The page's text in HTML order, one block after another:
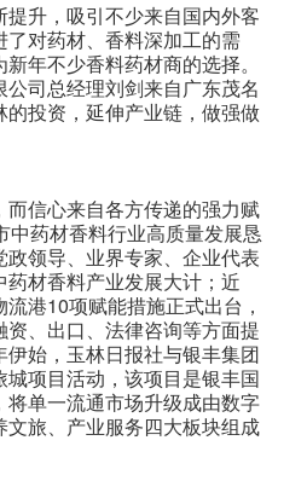
升，吸引不少来自国内外客
对药材、香料深加工的需
年不少香料药材商的选择。
司总经理刘剑来自广东茂名
投资，延伸产业链，做强做
信心来自各方传递的强力赋
中药材香料行业高质量发展恳
领导、业界专家、企业代表
材香料产业发展大计；近
港10项赋能措施正式出台，
、出口、法律咨询等方面提
始，玉林日报社与银丰集团
项目活动，该项目是银丰国
单一流通市场升级成由数字
旅、产业服务四大板块组成